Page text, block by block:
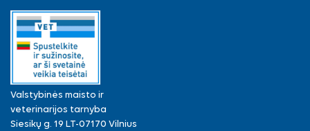
Valstybinės maisto ir
veterinarijos tarnyba
Siesikų g. 19 LT-07170 Vilnius